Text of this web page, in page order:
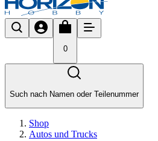
0
Such nach Namen oder Teilenummer
Shop
Autos und Trucks